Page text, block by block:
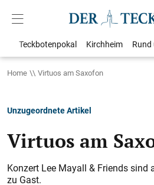
Teckbotenpokal Kirchheim Rund
Home Virtuos am Saxofon
Unzugeordnete Artikel
Virtuos am
Konzert Lee Mayall & Friends sind
zu Gast.